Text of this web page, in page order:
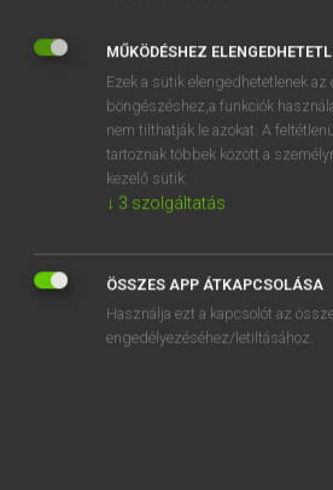
EURÓPAI UNIÓS TERMINOLÓGIAI
Kapcsolódó anyagok
Fütterungsarzneimittel
Fylla-rája
Fyllarochen
MŰKÖDÉSHEZ
Ezek a sütik elengedhetetlenek
böngészéshez,a funkciók
nem tilthatják le azokat. A
tartoznak többek között a
kezelő sütik.
↓ 3 szolgáltatás
ÖSSZES APP ÁTKAPCSOLÁSA
Használja ezt a kapcsolót az
engedélyezéséhez/letiltásához.